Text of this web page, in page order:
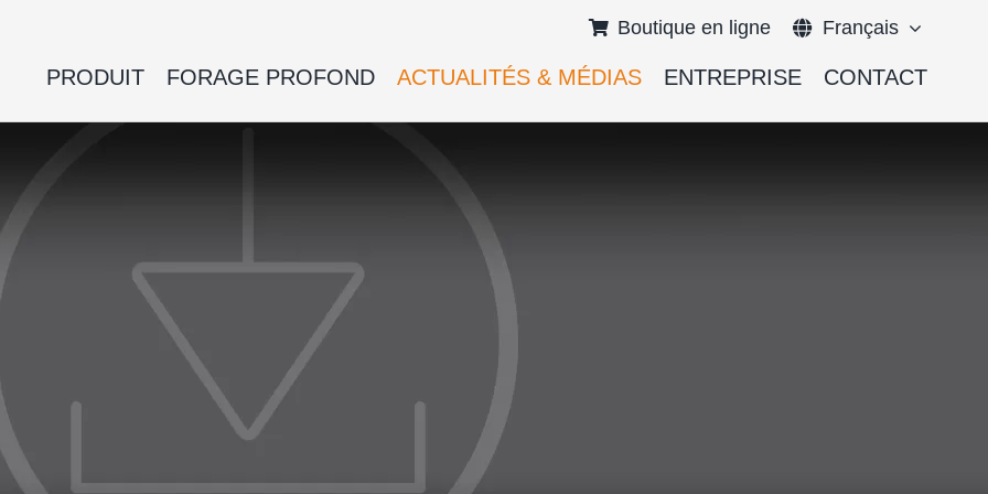
Boutique en ligne Français
English
PRODUIT FORAGE PROFOND ACTUALITÉS & MÉDIAS ENTREPRISE CONTACT